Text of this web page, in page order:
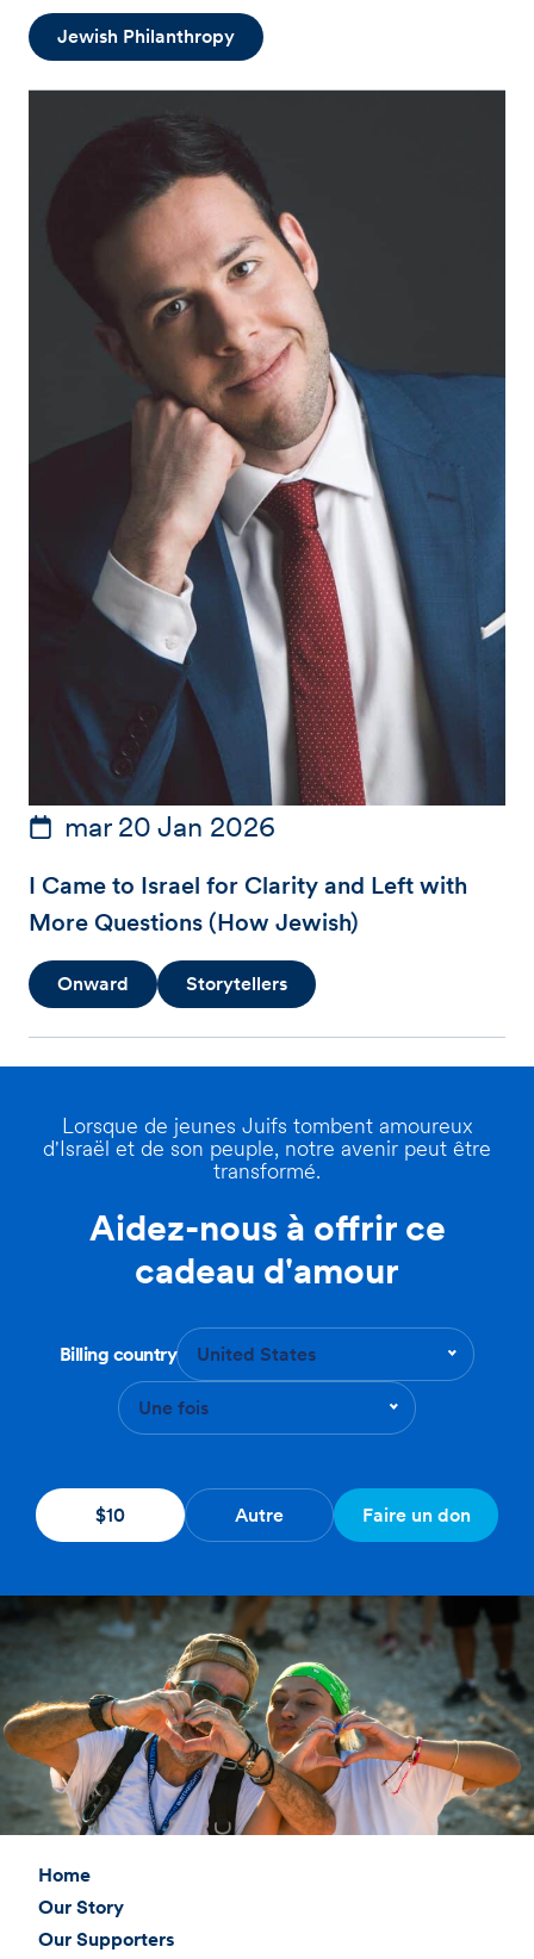
Jewish Philanthropy
mar 20 Jan 2026
I Came to Israel for Clarity and Left with
More Questions (How Jewish)
Onward Storytellers
Lorsque de jeunes Juifs tombent amoureux
d'Israël et de son peuple, notre avenir peut être
transformé.
Aidez-nous à offrir ce
cadeau d'amour
Billing country United States
Une fois
$10 Autre Faire un don
Home
Our Story
Our Supporters